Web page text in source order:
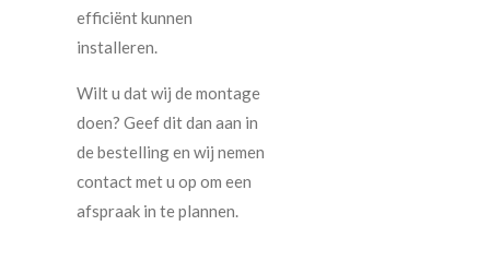
efficiënt kunnen
installeren.
Wilt u dat wij de montage
doen? Geef dit dan aan in
de bestelling en wij nemen
contact met u op om een
afspraak in te plannen.